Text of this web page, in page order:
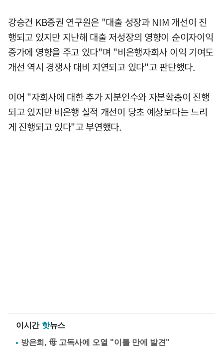
강승건 KB증권 연구원은 "대출 성장과 NIM 개선이 진
행되고 있지만 지난해 대출 저성장의 영향이 순이자이익
증가에 영향을 주고 있다"며 "비은행자회사 이익 기여도
개선 역시 경쟁사 대비 지연되고 있다"고 판단했다.
이어 "자회사에 대한 추가 지분인수와 자본확충이 진행
되고 있지만 비은행 실적 개선이 당초 예상보다는 느리
게 진행되고 있다"고 부연했다.
이시간 핫뉴스
방은희, 母 고독사에 오열 "이틀 만에 발견"